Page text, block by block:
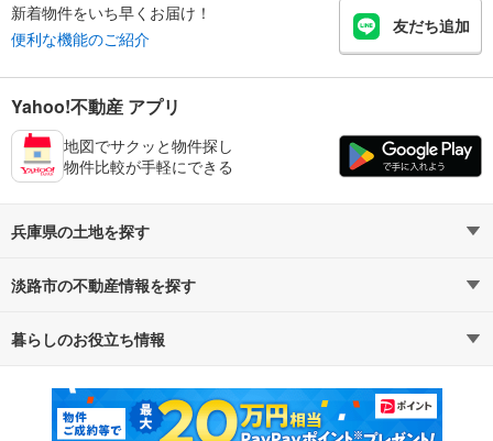
新着物件をいち早くお届け！
便利な機能のご紹介
友だち追加
Yahoo!不動産 アプリ
地図でサクッと物件探し
物件比較が手軽にできる
兵庫県の土地を探す
路線・駅から探す
通勤・通学時間から探す
淡路市の不動産情報を探す
不動産・住宅
新築マンション 中古マンション
暮らしのお役立ち情報
マンションカタログ 教えて！住まいの先生